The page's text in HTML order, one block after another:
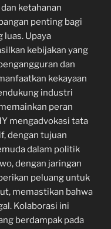
ketahanan
penting bagi
luas. Upaya
kebijakan yang
dan
kekayaan
industri
peran
mengadvokasi tata
dengan tujuan
dalam politik
dengan jaringan
peluang untuk
memastikan bahwa
Kolaborasi ini
berdampak pada